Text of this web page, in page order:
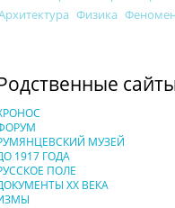
Физика
МУЗЕЙ
1917 ГОДА
ПОЛЕ
XX ВЕКА